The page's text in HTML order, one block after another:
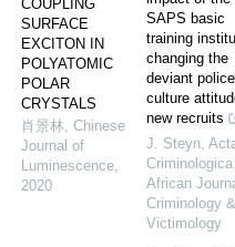
COUPLING
SURFACE
EXCITON IN
POLYATOMIC
POLAR
CRYSTALS
肖景林, Chinese
Journal of
Luminescence,
2020
SAPS basic
training
changing the
deviant police
culture
new recruits
J. Steyn,
African
Criminology &
Victimology